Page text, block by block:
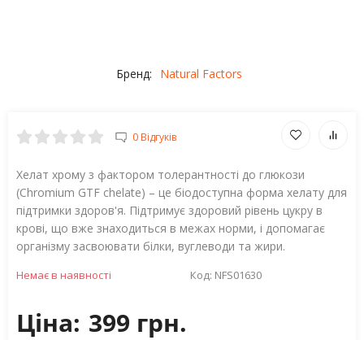
Бренд: Natural Factors
0 Відгуків
Хелат хрому з фактором толерантності до глюкози
(Chromium GTF chelate) – це біодоступна форма хелату для
підтримки здоров'я. Підтримує здоровий рівень цукру в
крові, що вже знаходиться в межах норми, і допомагає
організму засвоювати білки, вуглеводи та жири.
Немає в наявності Код: NFS01630
Ціна: 399 грн.